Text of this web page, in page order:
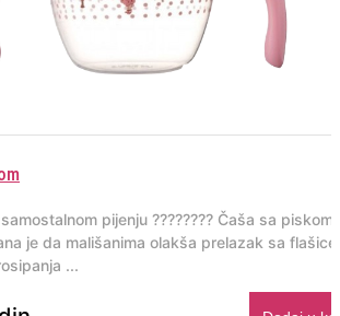
pijenju ???????? Čaša sa piskom
je da mališanima olakša prelazak sa flašice
...